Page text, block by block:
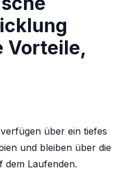
Vorteile,
über ein tiefes
und bleiben über die
dem Laufenden.